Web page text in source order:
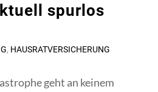
spurlos
, HAUSRATVERSICHERUNG
geht an keinem